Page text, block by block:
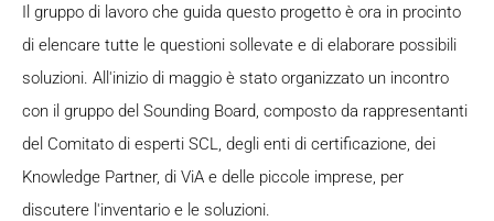
Il gruppo di lavoro che guida questo progetto è ora in procinto
di elencare tutte le questioni sollevate e di elaborare possibili
soluzioni. All'inizio di maggio è stato organizzato un incontro
con il gruppo del Sounding Board, composto da rappresentanti
del Comitato di esperti SCL, degli enti di certificazione, dei
Knowledge Partner, di ViA e delle piccole imprese, per
discutere l'inventario e le soluzioni.